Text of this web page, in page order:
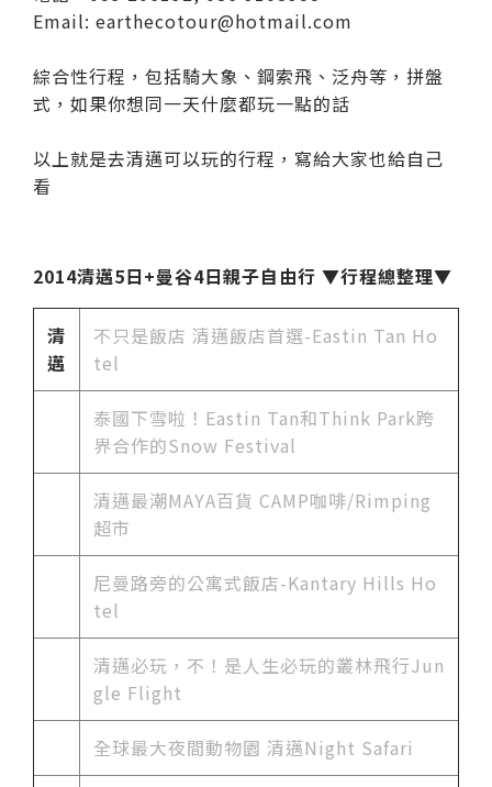
Email: earthecotour@hotmail.com
綜合性行程，包括騎大象、鋼索飛、泛舟等，拼盤
式，如果你想同一天什麼都玩一點的話
以上就是去清邁可以玩的行程，寫給大家也給自己
看
2014清邁5日+曼谷4日親子自由行 ▼行程總整理▼
清
邁
不只是飯店 清邁飯店首選-Eastin Tan Ho
tel
泰國下雪啦！Eastin Tan和Think Park跨
界合作的Snow Festival
清邁最潮MAYA百貨 CAMP咖啡/Rimping
超市
尼曼路旁的公寓式飯店-Kantary Hills Ho
tel
清邁必玩，不！是人生必玩的叢林飛行Jun
gle Flight
全球最大夜間動物園 清邁Night Safari